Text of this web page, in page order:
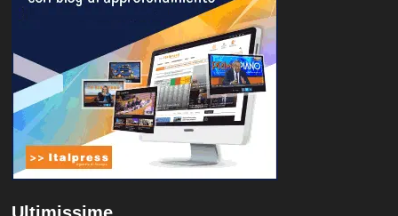
Ultimissime